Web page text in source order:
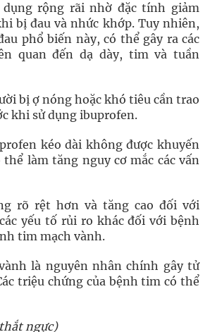
dụng rộng rãi nhờ đặc tính giảm
bị đau và nhức khớp. Tuy nhiên,
phổ biến này, có thể gây ra các
quan đến dạ dày, tim và tuần
bị ợ nóng hoặc khó tiêu cần trao
khi sử dụng ibuprofen.
kéo dài không được khuyến
làm tăng nguy cơ mắc các vấn
rõ rệt hơn và tăng cao đối với
yếu tố rủi ro khác đối với bệnh
tim mạch vành.
là nguyên nhân chính gây tử
triệu chứng của bệnh tim có thể
ngực)